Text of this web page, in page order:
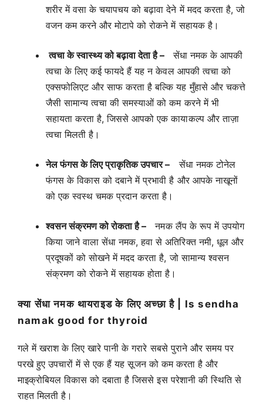
शरीर में वसा के चयापचय को बढ़ावा देने में मदद करता है, जो
वजन कम करने और मोटापे को रोकने में सहायक है।
त्वचा के स्वास्थ्य को बढ़ावा देता है –
सेंधा नमक के आपकी
त्वचा के लिए कई फायदे हैं यह न केवल आपकी त्वचा को
एक्सफोलिएट और साफ करता है बल्कि यह मुँहासे और चकत्ते
जैसी सामान्य त्वचा की समस्याओं को कम करने में भी
सहायता करता है, जिससे आपको एक कायाकल्प और ताज़ा
त्वचा मिलती है।
नेल फंगस के लिए प्राकृतिक उपचार – सेंधा नमक टोनेल
फंगस के विकास को दबाने में प्रभावी है और आपके नाखूनों
को एक स्वस्थ चमक प्रदान करता है।
श्वसन संक्रमण को रोकता है – नमक लैंप के रूप में उपयोग
किया जाने वाला सेंधा नमक, हवा से अतिरिक्त नमी, धूल और
प्रदूषकों को सोखने में मदद करता है, जो सामान्य श्वसन
संक्रमण को रोकने में सहायक होता है।
क्या सेंधा नमक थायराइड के लिए अच्छा है | Is sendha
namak good for thyroid
गले में खराश के लिए खारे पानी के गरारे सबसे पुराने और समय पर
परखे हुए उपचारों में से एक हैं यह सूजन को कम करता है और
माइक्रोबियल विकास को दबाता है जिससे इस परेशानी की स्थिति से
राहत मिलती है।